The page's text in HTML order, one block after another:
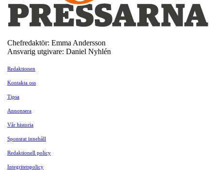
Chefredaktör: Emma Andersson
Ansvarig utgivare: Daniel Nyhlén
Redaktionen
Kontakta oss
Tipsa
Annonsera
Vår historia
Sponsrat innehåll
Redaktionell policy
Integritetspolicy